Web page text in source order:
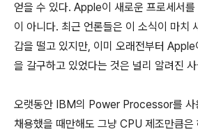
얻을 수 있다. Apple이 새로운 프로세서를
이 아니다. 최근 언론들은 이 소식이 마치
갑을 떨고 있지만, 이미 오래전부터
을 갈구하고 있었다는 것은 널리 알려진
오랫동안 IBM의 Power Processor를 사
채용했을 때만해도 그냥 CPU 제조만큼은